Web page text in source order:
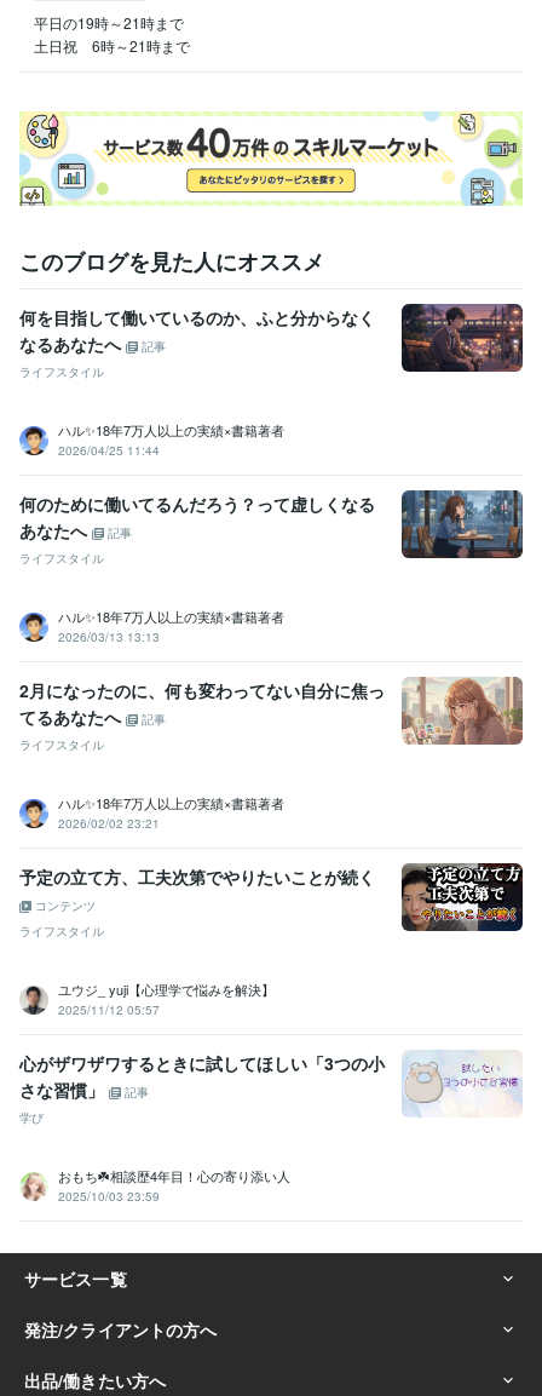
平日の19時～21時まで
土日祝　6時～21時まで
このブログを見た人にオススメ
何を目指して働いているのか、ふと分からなく
なるあなたへ
記事
ライフスタイル
ハル✨18年7万人以上の実績×書籍著者
2026/04/25 11:44
何のために働いてるんだろう？って虚しくなる
あなたへ
記事
ライフスタイル
ハル✨18年7万人以上の実績×書籍著者
2026/03/13 13:13
2月になったのに、何も変わってない自分に焦っ
てるあなたへ
記事
ライフスタイル
ハル✨18年7万人以上の実績×書籍著者
2026/02/02 23:21
予定の立て方、工夫次第でやりたいことが続く
コンテンツ
ライフスタイル
ユウジ_ yuji【心理学で悩みを解決】
2025/11/12 05:57
心がザワザワするときに試してほしい「3つの小
さな習慣」
記事
学び
おもち☘️相談歴4年目！心の寄り添い人
2025/10/03 23:59